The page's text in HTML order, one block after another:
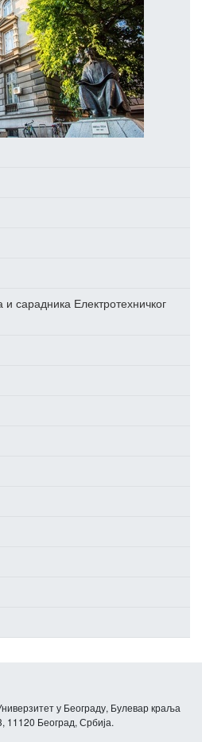
и сарадника Електротехничког
у Београду, Булевар краља
11120 Београд, Србија.